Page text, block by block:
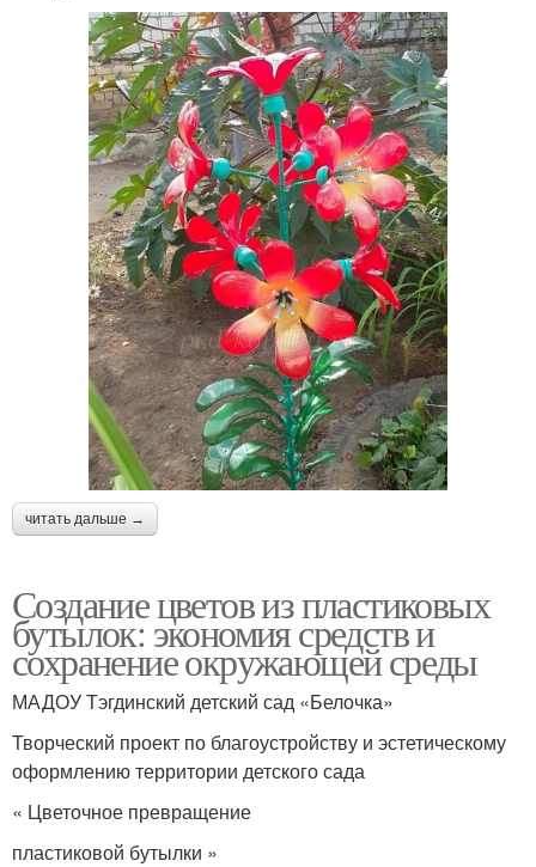
читать дальше →
Создание цветов из пластиковых
бутылок: экономия средств и
сохранение окружающей среды
МАДОУ Тэгдинский детский сад «Белочка»
Творческий проект по благоустройству и эстетическому
оформлению территории детского сада
« Цветочное превращение
пластиковой бутылки »